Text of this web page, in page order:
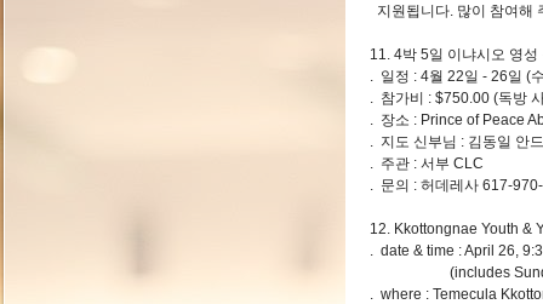
지원됩니다. 많이 참여해
11. 4박 5일 이냐시오 영성
. 일정 : 4월 22일 - 26일 (
. 참가비 : $750.00 (독방
. 장소 : Prince of Peace
. 지도 신부님 : 김동일 안
. 주관 : 서부 CLC
. 문의 : 허데레사 617-
12. Kkottongnae Youth &
. date & time : April 26,
(includes
. where : Temecula